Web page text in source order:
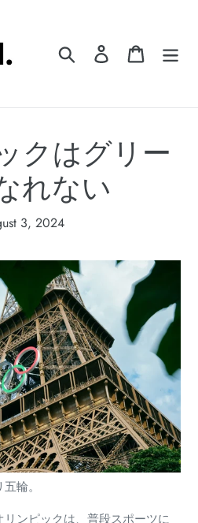
Search Log in Cart
クはグリー
れない
3, 2024
輪。
ンピックは、普段スポーツに